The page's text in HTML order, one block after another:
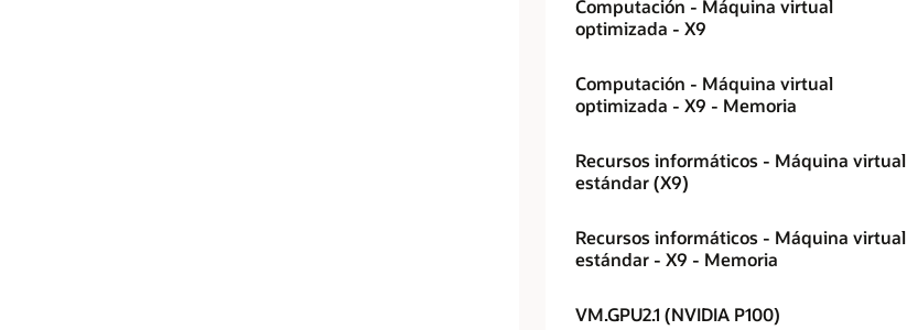
Computación - Máquina virtual
optimizada - X9
Computación - Máquina virtual
optimizada - X9 - Memoria
Recursos informáticos - Máquina virtual
estándar (X9)
Recursos informáticos - Máquina virtual
estándar - X9 - Memoria
VM.GPU2.1 (NVIDIA P100)